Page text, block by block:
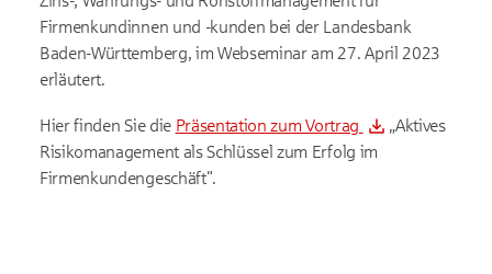
Firmenkundinnen und -kunden bei der Landesbank
Baden-Württemberg, im Webseminar am 27. April 2023
erläutert.
Hier finden Sie die Präsentation zum Vortrag
„Aktives
Risikomanagement als Schlüssel zum Erfolg im
Firmenkundengeschäft".